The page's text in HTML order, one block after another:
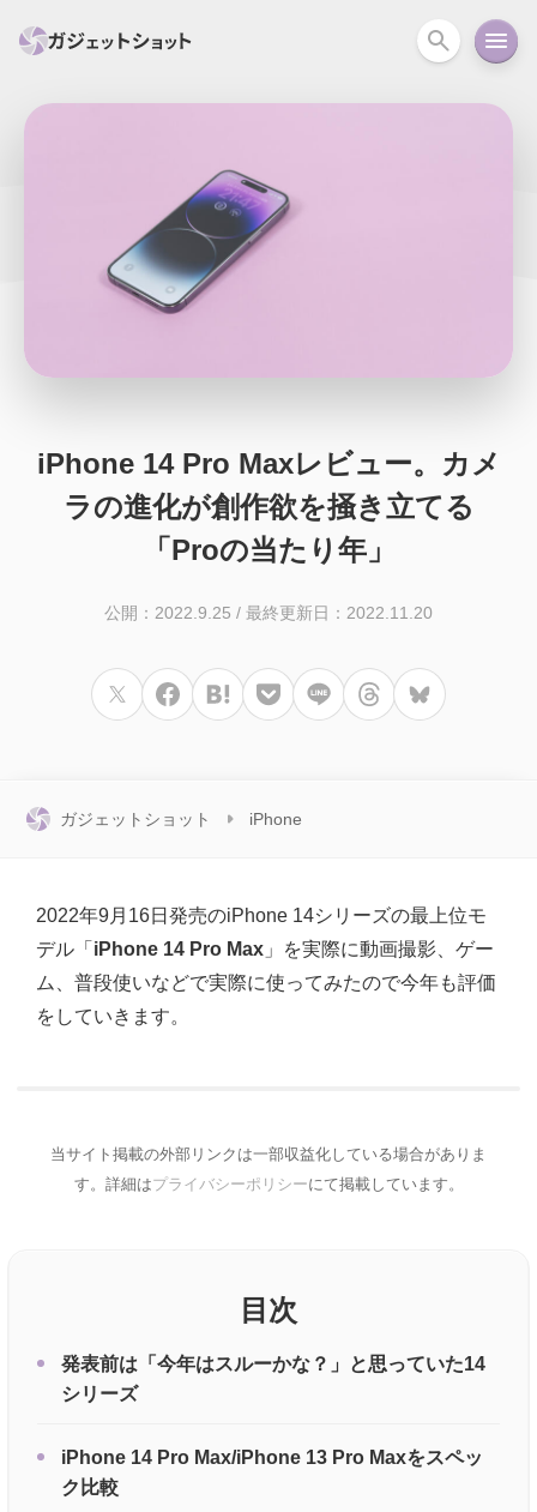
PC関連
スマートホーム
iPhone iPad
iPhone 14 Pro Maxレビュー。カメ
ラの進化が創作欲を掻き立てる
「Proの当たり年」
公開：2022.9.25 / 最終更新日：2022.11.20
ガジェットショット iPhone
2022年9月16日発売のiPhone 14シリーズの最上位モ
デル「 iPhone 14 Pro Max 」を実際に動画撮影、ゲー
ム、普段使いなどで実際に使ってみたので今年も評価
をしていきます。
当サイト掲載の外部リンクは一部収益化している場合がありま
す。詳細はプライバシーポリシーにて掲載しています。
目次
発表前は「今年はスルーかな？」と思っていた14
シリーズ
iPhone 14 Pro Max/iPhone 13 Pro Maxをスペッ
ク比較